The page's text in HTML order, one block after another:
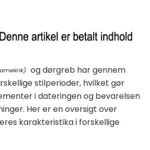
og dørgreb har gennem
stilperioder, hvilket gør
i dateringen og bevarelsen
Her er en oversigt over
karakteristika i forskellige